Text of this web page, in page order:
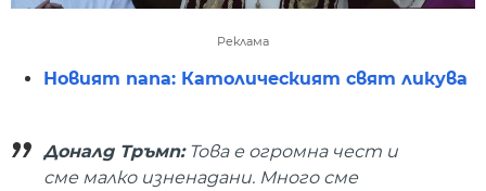
Реклама
Новият папа: Католическият свят ликува
Доналд Тръмп:Това е огромна чест и
сме малко изненадани. Много сме